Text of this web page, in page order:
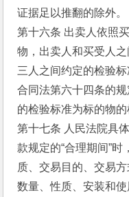
证据足以推翻的除外。
第十六条 出卖人依照
物，出卖人和买受人
三人之间约定的检验
合同法第六十四条的
的检验标准为标的物的
第十七条 人民法院具
款规定的“合理期间”
质、交易目的、交易
数量、性质、安装和